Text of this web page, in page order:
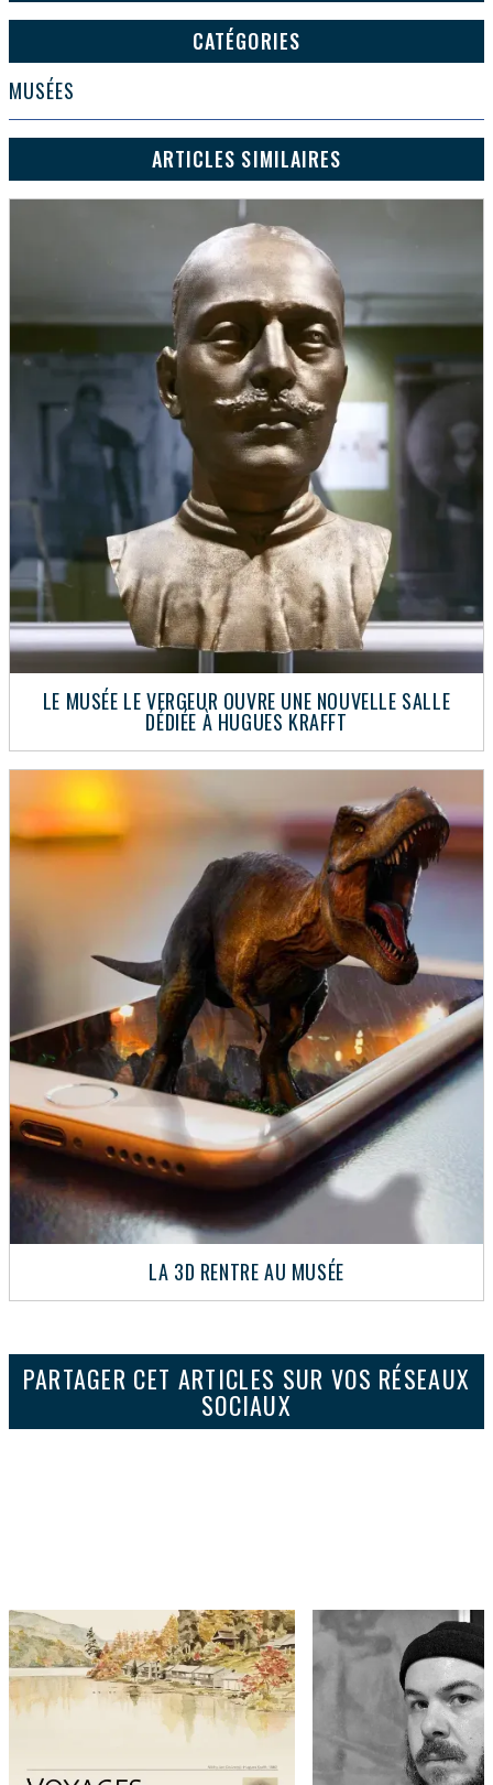
CATÉGORIES
MUSÉES
ARTICLES SIMILAIRES
LE MUSÉE LE VERGEUR OUVRE UNE NOUVELLE SALLE
DÉDIÉE À HUGUES KRAFFT
LA 3D RENTRE AU MUSÉE
PARTAGER CET ARTICLES SUR VOS RÉSEAUX
SOCIAUX